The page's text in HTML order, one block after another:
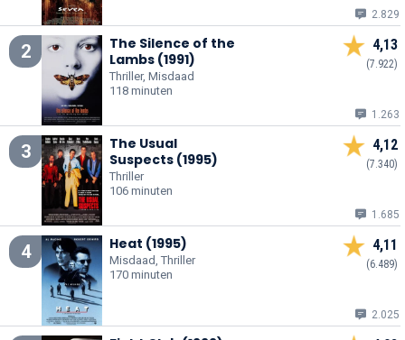
2.829
2
The Silence of the
Lambs (1991)
Thriller, Misdaad
118 minuten
4,13
(7.922)
1.263
3
The Usual
Suspects (1995)
Thriller
106 minuten
4,12
(7.340)
1.685
4 Heat (1995)
Misdaad, Thriller
170 minuten
4,11
(6.489)
2.025